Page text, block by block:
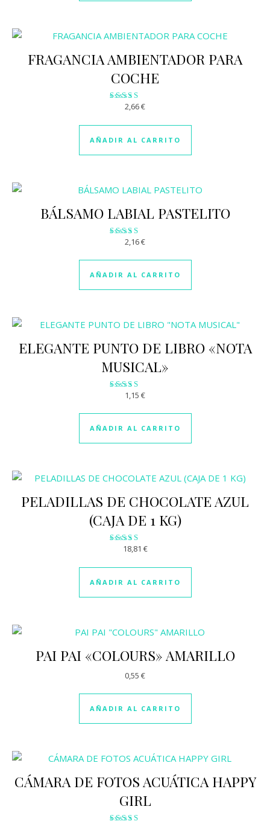
FRAGANCIA AMBIENTADOR PARA
COCHE
Valorado
2.96
de 5
2,66€
AÑADIR AL CARRITO
BÁLSAMO LABIAL PASTELITO
Valorado
2.89
de 5
2,16€
AÑADIR AL CARRITO
ELEGANTE PUNTO DE LIBRO «NOTA
MUSICAL»
Valorado
2.99
de 5
1,15 €
AÑADIR AL CARRITO
PELADILLAS DE CHOCOLATE AZUL
(CAJA DE 1 KG)
Valorado
2.93
de 5
18,81 €
AÑADIR AL CARRITO
PAI PAI «COLOURS» AMARILLO
0,55 €
AÑADIR AL CARRITO
CÁMARA DE FOTOS ACUÁTICA HAPPY
GIRL